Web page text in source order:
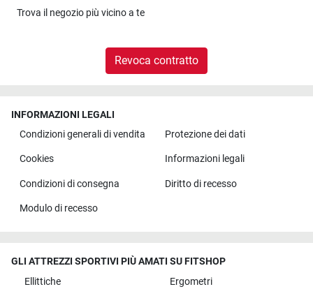
Trova il negozio più vicino a te
Revoca contratto
INFORMAZIONI LEGALI
Condizioni generali di vendita
Protezione dei dati
Cookies Informazioni legali
Condizioni di consegna Diritto di recesso
Modulo di recesso
GLI ATTREZZI SPORTIVI PIÙ AMATI SU FITSHOP
Ellittiche
Ergometri